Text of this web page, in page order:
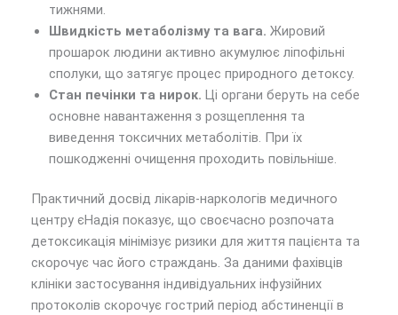
тижнями.
Швидкість метаболізму та вага. Жировий
прошарок людини активно акумулює ліпофільні
сполуки, що затягує процес природного детоксу.
Стан печінки та нирок. Ці органи беруть на себе
основне навантаження з розщеплення та
виведення токсичних метаболітів. При їх
пошкодженні очищення проходить повільніше.
Практичний досвід лікарів-наркологів медичного
центру єНадія показує, що своєчасно розпочата
детоксикація мінімізує ризики для життя пацієнта та
скорочує час його страждань. За даними фахівців
клініки застосування індивідуальних інфузійних
протоколів скорочує гострий період абстиненції в